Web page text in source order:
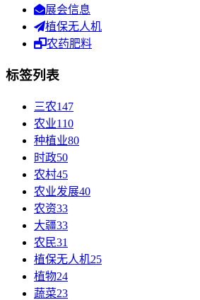
展会信息
植保无人机
农药肥料
标签列表
三农147
农业110
种植业80
时政50
农村45
农业发展40
农资33
大疆33
农民31
植保无人机25
植物24
蔬菜23